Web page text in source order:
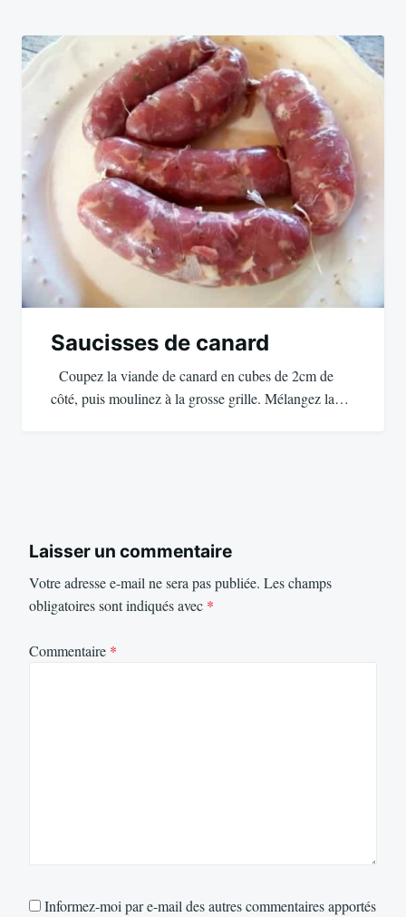
Saucisses de canard
Coupez la viande de canard en cubes de 2cm de
côté, puis moulinez à la grosse grille. Mélangez la…
Laisser un commentaire
Votre adresse e-mail ne sera pas publiée. Les champs
obligatoires sont indiqués avec *
Commentaire *
Informez-moi par e-mail des autres commentaires apportés